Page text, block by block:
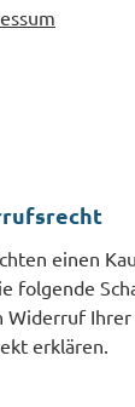
einen
folgende
Widerruf
erklären.